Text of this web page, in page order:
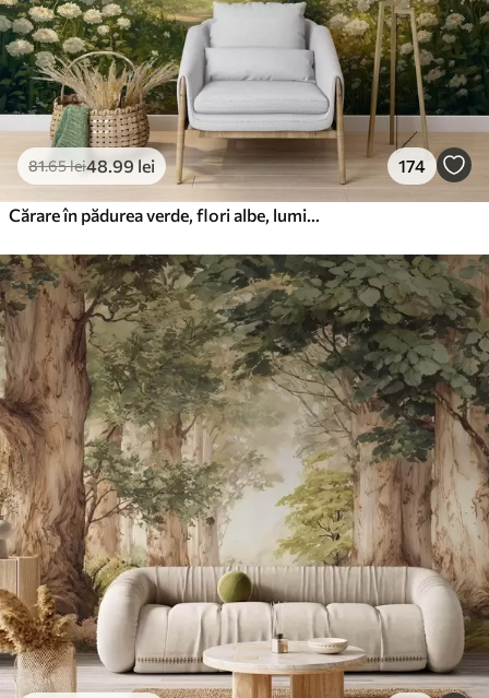
81.65lei48 .99lei 174